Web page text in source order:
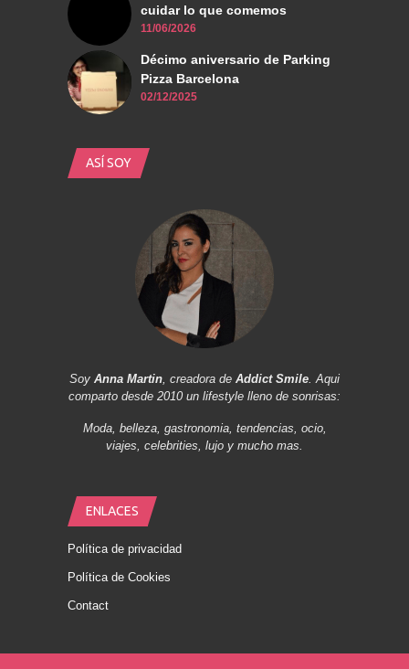
cuidar lo que comemos
11/06/2026
Décimo aniversario de Parking
Pizza Barcelona
02/12/2025
ASÍ SOY
Soy Anna Martin, creadora de Addict Smile. Aqui
comparto desde 2010 un lifestyle lleno de sonrisas:
Moda, belleza, gastronomia, tendencias, ocio,
viajes, celebrities, lujo y mucho mas.
ENLACES
Política de privacidad
Política de Cookies
Contact